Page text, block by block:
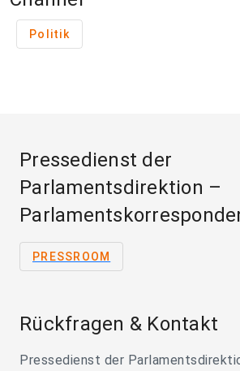
Politik
Pressedienst der
Parlamentsdirektion –
PRESSROOM
Rückfragen & Kontakt
Pressedienst der